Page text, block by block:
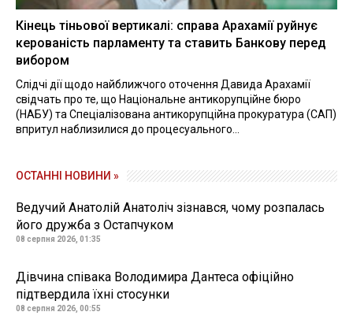
Кінець тіньової вертикалі: справа Арахамії руйнує
керованість парламенту та ставить Банкову перед
вибором
Слідчі дії щодо найближчого оточення Давида Арахамії
свідчать про те, що Національне антикорупційне бюро
(НАБУ) та Спеціалізована антикорупційна прокуратура (САП)
впритул наблизилися до процесуального...
ОСТАННІ НОВИНИ »
Ведучий Анатолій Анатоліч зізнався, чому розпалась
його дружба з Остапчуком
08 серпня 2026, 01:35
Дівчина співака Володимира Дантеса офіційно
підтвердила їхні стосунки
08 серпня 2026, 00:55